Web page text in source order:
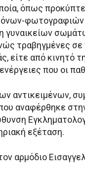
όπως
φωτογραφιών
γυναικείων
τραβηγμένες
είτε από κινητό
που οι
αντικειμένων,
αναφέρθηκε
εξέταση.
αρμόδιο